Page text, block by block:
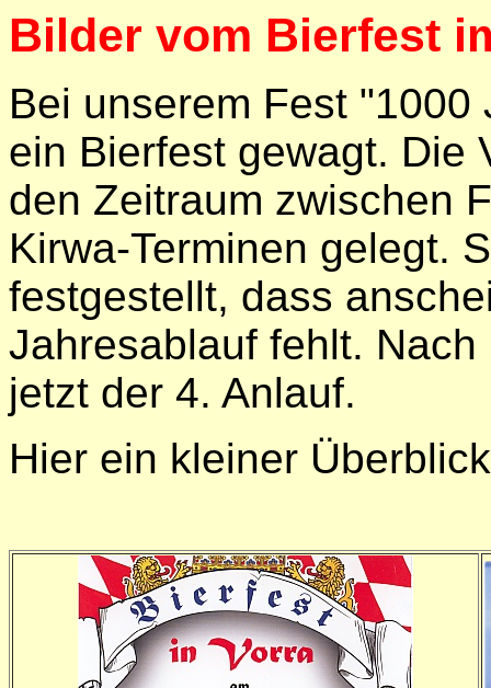
Bilder vom Bierfest
Bei unserem Fest
ein Bierfest gewagt. Die
den Zeitraum zwischen
Kirwa-Terminen gelegt.
festgestellt, dass
Jahresablauf fehlt.
jetzt der 4. Anlauf.
Hier ein kleiner